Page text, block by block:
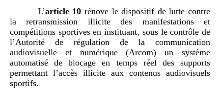
L’article 10 rénove le dispositif de lutte contre
la retransmission illicite des manifestations et
compétitions sportives en instituant, sous le contrôle de
l’Autorité de régulation de la communication
audiovisuelle et numérique (Arcom) un système
automatisé de blocage en temps réel des supports
permettant l’accès illicite aux contenus audiovisuels
sportifs.